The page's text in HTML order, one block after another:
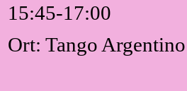
15:45-17:00
Ort: Tango